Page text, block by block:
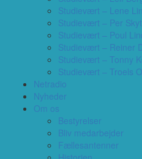
Studievært – Lene
Studievært – Per
Studievært – Poul
Studievært – Reiner
Studievært – Tonny
Studievært – Troels
Netradio
Nyheder
Om os
Bestyrelser
Bliv medarbejder
Fællesantenner